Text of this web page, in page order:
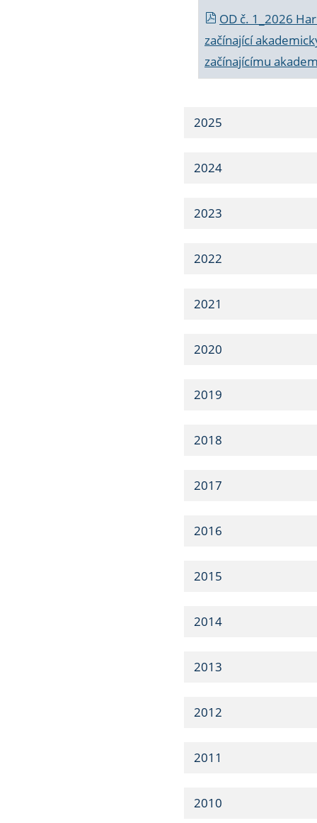
OD č. 1_2026
začínající
začínajícímu
2025
2024
2023
2022
2021
2020
2019
2018
2017
2016
2015
2014
2013
2012
2011
2010